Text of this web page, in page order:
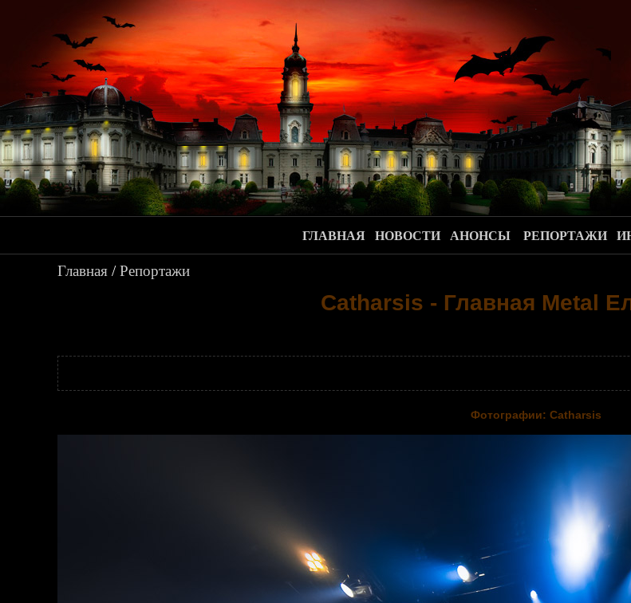
.
ГЛАВНАЯ НОВОСТИ АНОНСЫ РЕПОРТАЖИ
Главная /Репортажи
Catharsis - Главная Metal
Фотографии: Catharsis